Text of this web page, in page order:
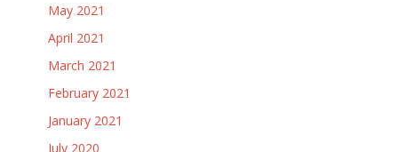
May 2021
April 2021
March 2021
February 2021
January 2021
July 2020